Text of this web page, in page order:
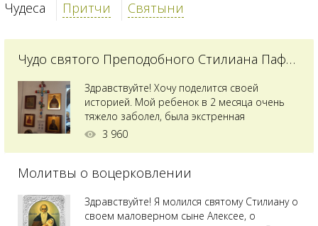
Чудеса Притчи Святыни
Чудо святого Преподобного Стилиана Пафлагонского
Здравствуйте! Хочу поделится своей
историей. Мой ребенок в 2 месяца очень
тяжело заболел, была экстренная
сложнейшая операция, состояние после
святого Владимира я увидела незнакомую
позже прочитав про него, узнала про
Преподобного...
3 960
Молитвы о воцерковлении
Здравствуйте! Я молился святому Стилиану о
своем маловерном сыне Алексее, о